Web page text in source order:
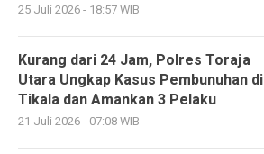
25 Juli 2026 - 18:57 WIB
Kurang dari 24 Jam, Polres Toraja
Utara Ungkap Kasus Pembunuhan di
Tikala dan Amankan 3 Pelaku
21 Juli 2026 - 07:08 WIB